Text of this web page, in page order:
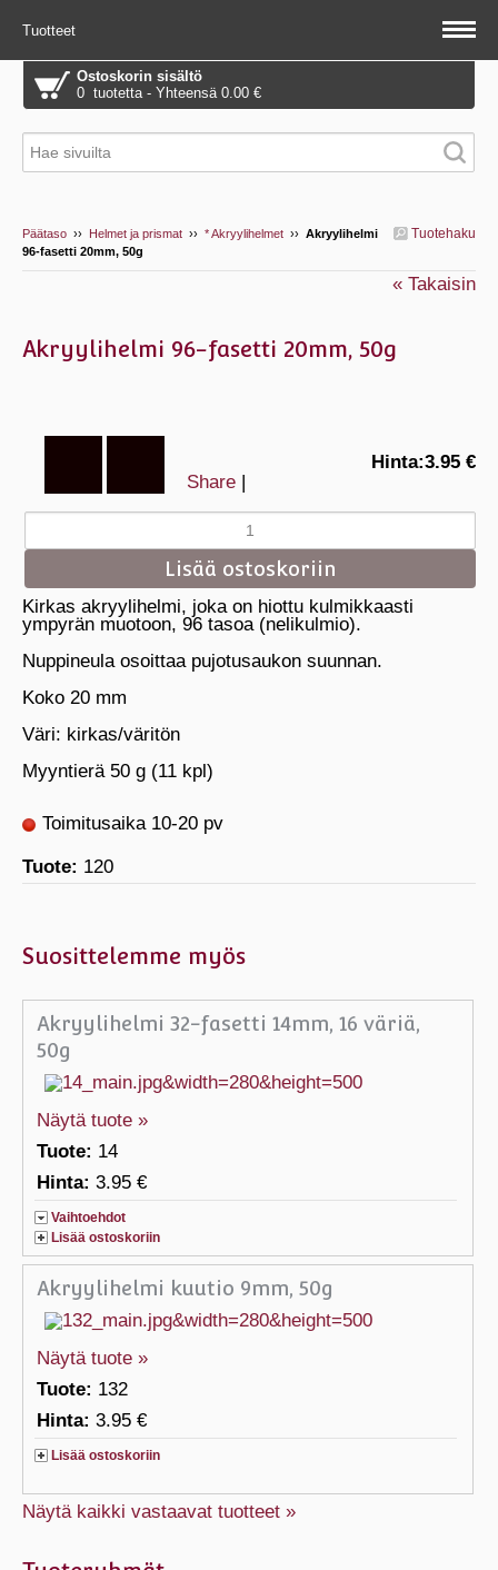
Tuotteet
Ostoskorin sisältö
0 tuotetta - Yhteensä 0.00 €
Tuotehaku
Päätaso ›› Helmet ja prismat ›› * Akryylihelmet ›› Akryylihelmi
96-fasetti 20mm, 50g
« Takaisin
Akryylihelmi 96-fasetti 20mm, 50g
Share |
Hinta:3.95 €
Kirkas akryylihelmi, joka on hiottu kulmikkaasti
ympyrän muotoon, 96 tasoa (nelikulmio).
Nuppineula osoittaa pujotusaukon suunnan.
Koko 20 mm
Väri: kirkas/väritön
Myyntierä 50 g (11 kpl)
Toimitusaika 10-20 pv
Tuote: 120
Suosittelemme myös
Akryylihelmi 32-fasetti 14mm, 16 väriä,
50g
Näytä tuote »
Tuote: 14
Hinta: 3.95 €
Vaihtoehdot
Lisää ostoskoriin
Akryylihelmi kuutio 9mm, 50g
Näytä tuote »
Tuote: 132
Hinta: 3.95 €
Lisää ostoskoriin
Näytä kaikki vastaavat tuotteet »